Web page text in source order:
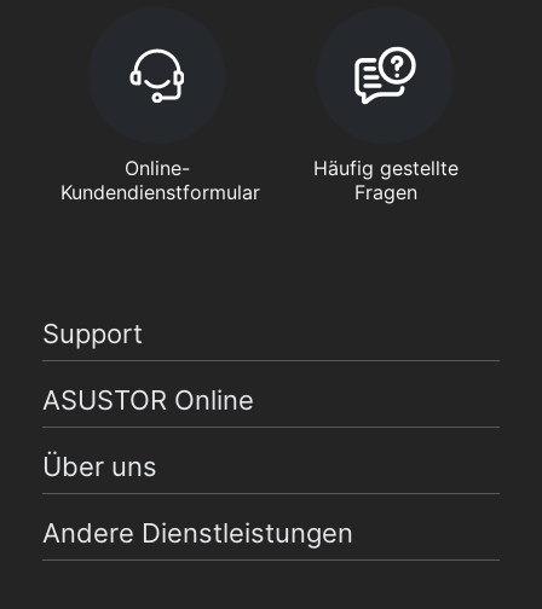
Online-
Kundendienstformular
Häufig gestellte
Fragen
Support
ASUSTOR Online
Über uns
Andere Dienstleistungen